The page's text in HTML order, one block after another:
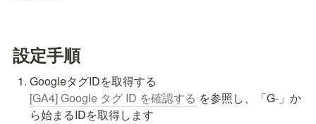
設定手順
[GA4] Google タグ ID を確認する を参照し、「G-」か
ら始まるIDを取得します